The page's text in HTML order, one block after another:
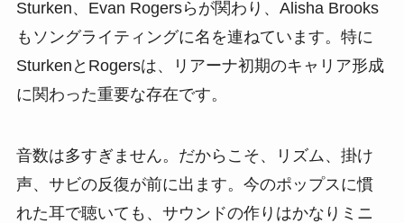
Sturken、Evan Rogersらが関わり、Alisha Brooks
もソングライティングに名を連ねています。特に
SturkenとRogersは、リアーナ初期のキャリア形成
に関わった重要な存在です。
音数は多すぎません。だからこそ、リズム、掛け
声、サビの反復が前に出ます。今のポップスに慣
れた耳で聴いても、サウンドの作りはかなりミニ